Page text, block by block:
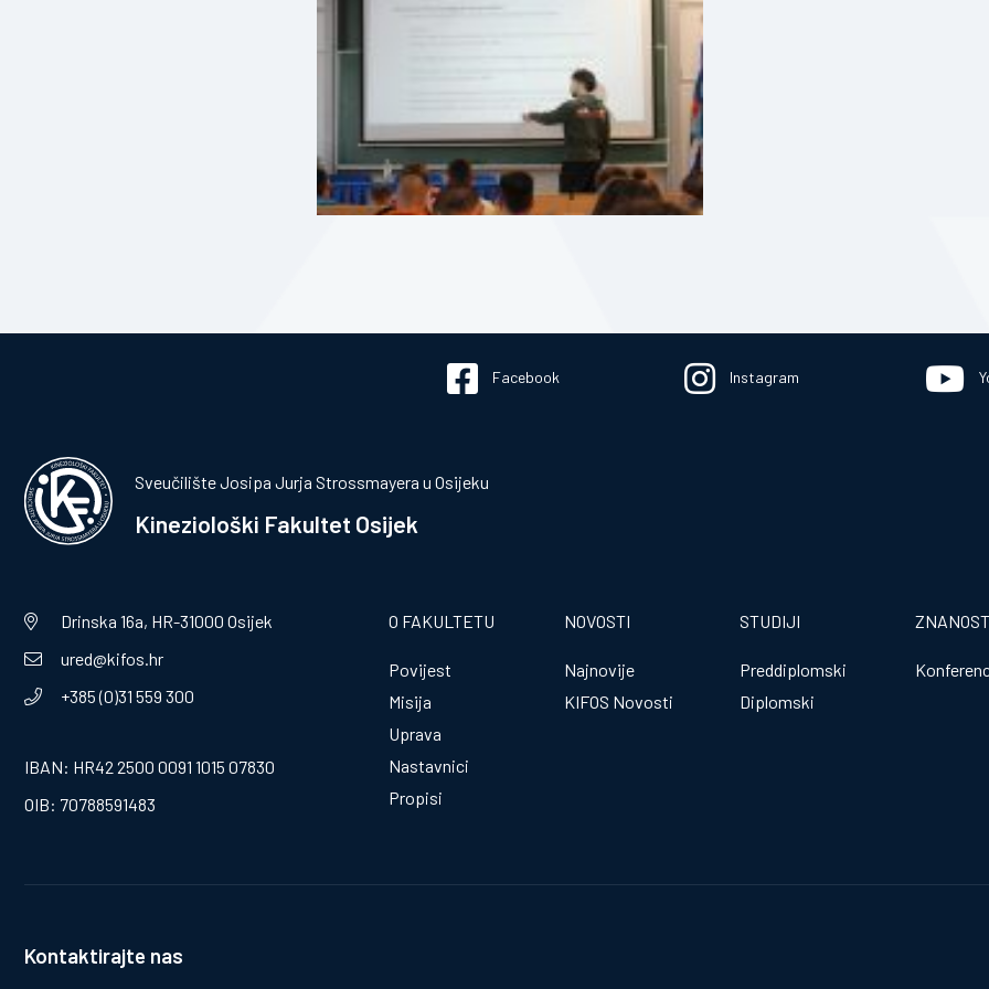
Facebook Instagram
Sveučilište Josipa Jurja Strossmayera u Osijeku
Kineziološki Fakultet Osijek
Drinska 16a, HR-31000 Osijek
ured@kifos.hr
+385 (0)31 559 300
IBAN: HR42 2500 0091 1015 07830
OIB: 70788591483
O FAKULTETU
Povijest
Misija
Uprava
Nastavnici
Propisi
NOVOSTI
Najnovije
KIFOS Novosti
STUDIJI
Preddiplomski
Diplomski
ZNANOST
Kontaktirajte nas